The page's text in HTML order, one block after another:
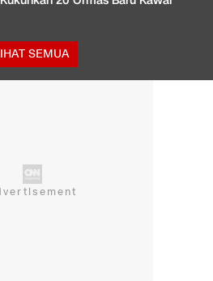
SEMUA